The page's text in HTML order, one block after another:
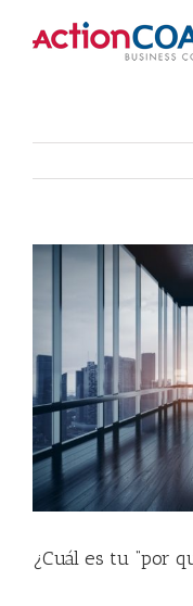
View
¿Cuál es tu “por